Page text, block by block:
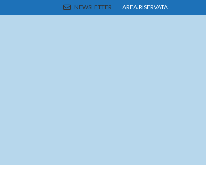
NEWSLETTER AREA RISERVATA